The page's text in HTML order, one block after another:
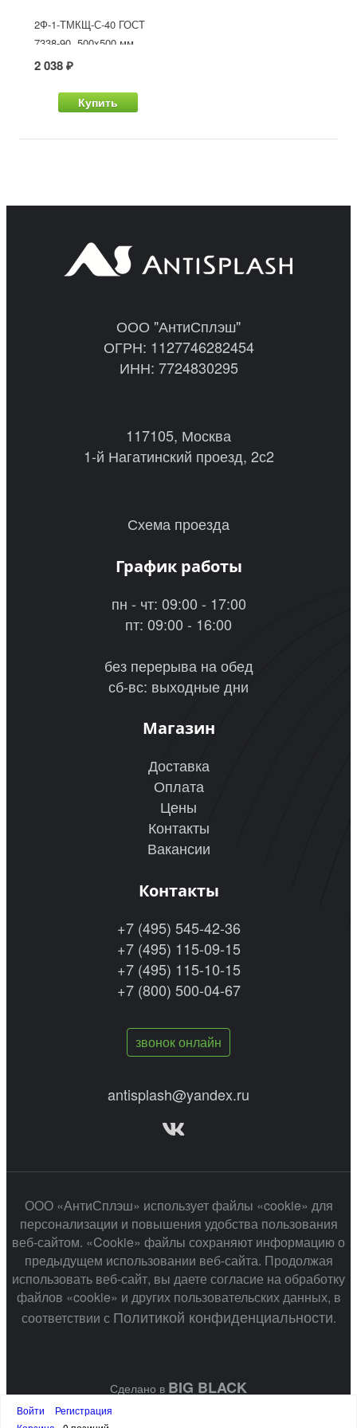
2Ф-1-ТМКЩ-С-40 ГОСТ
7338-90, 500x500 мм
2 038 ₽
Купить
ООО "АнтиСплэш"
ОГРН: 1127746282454
ИНН: 7724830295
117105, Москва
1-й Нагатинский проезд, 2с2
Схема проезда
График работы
пн - чт: 09:00 - 17:00
пт: 09:00 - 16:00
без перерыва на обед
сб-вс: выходные дни
Магазин
Доставка
Оплата
Цены
Контакты
Вакансии
Контакты
+7 (495) 545-42-36
+7 (495) 115-09-15
+7 (495) 115-10-15
+7 (800) 500-04-67
звонок онлайн
antisplash@yandex.ru
ООО «АнтиСплэш» использует файлы «cookie» для
персонализации и повышения удобства пользования
веб-сайтом. «Cookie» файлы сохраняют информацию о
предыдущем использовании веб-сайта. Продолжая
использовать веб-сайт, вы даете согласие на обработку
файлов «cookie» и других пользовательских данных, в
соответствии с Политикой конфиденциальности.
Сделано в BIG BLACK
Войти
Регистрация